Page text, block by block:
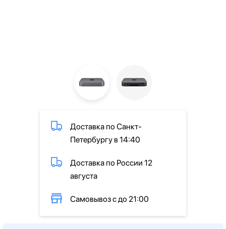
Доставка по Санкт-
Петербургу в 14:40
Доставка по России 12
августа
Самовывоз с до 21:00